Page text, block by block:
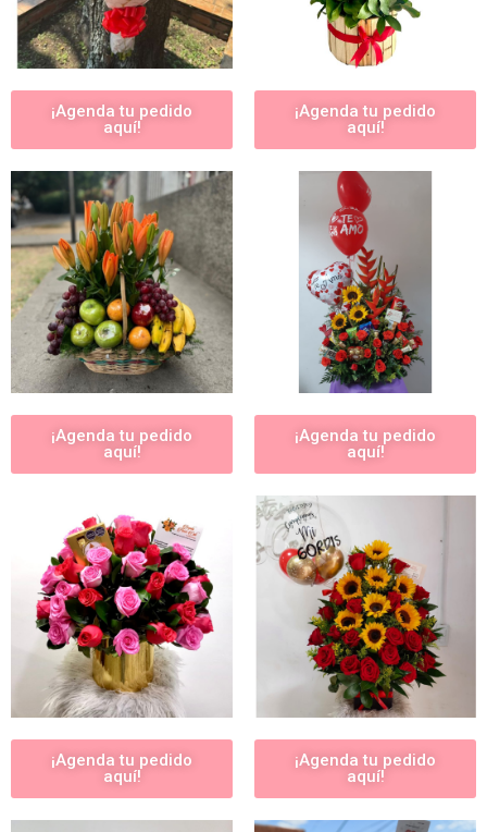
¡Agenda tu pedido
aquí!
¡Agenda tu pedido
aquí!
¡Agenda tu pedido
aquí!
¡Agenda tu pedido
aquí!
¡Agenda tu pedido
aquí!
¡Agenda tu pedido
aquí!